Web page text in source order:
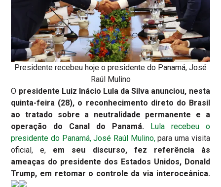
Presidente recebeu hoje o presidente do Panamá, José
Raúl Mulino
O presidente Luiz Inácio Lula da Silva anunciou, nesta
quinta-feira (28), o reconhecimento direto do Brasil
ao tratado sobre a neutralidade permanente e a
operação do Canal do Panamá.
Lula recebeu o
presidente do Panamá, José Raúl Mulino,para uma visita
oficial, e, em seu discurso, fez referência às
ameaças do presidente dos Estados Unidos, Donald
Trump, em retomar o controle da via interoceânica.